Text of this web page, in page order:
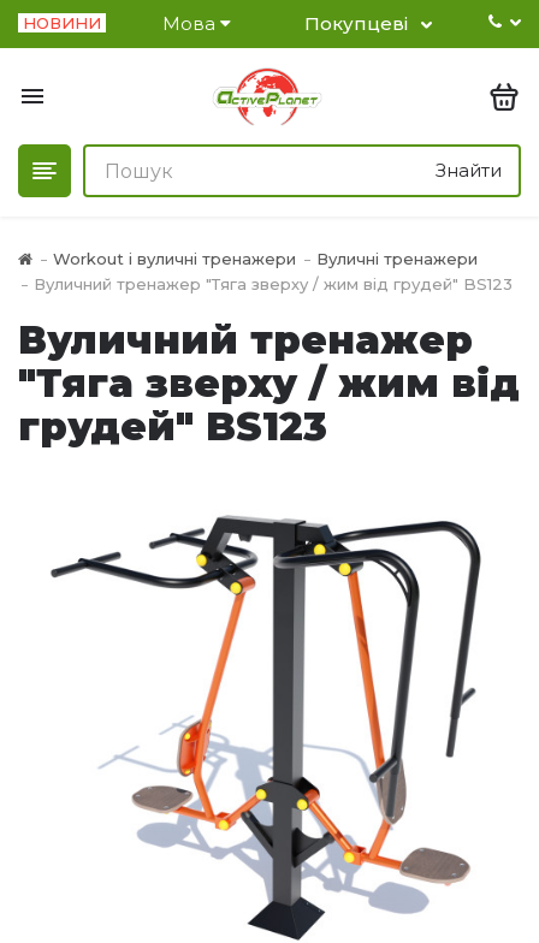
НОВИНИ Мова Покупцеві
Знайти
Workout і вуличні тренажери
Вуличні тренажери
Вуличний тренажер "Тяга зверху / жим від грудей" BS123
Вуличний тренажер
"Тяга зверху / жим від
грудей" BS123